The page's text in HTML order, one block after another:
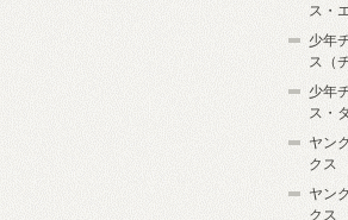
ス・
少年
ス（
少年
ス・
ヤン
クス
ヤン
クス